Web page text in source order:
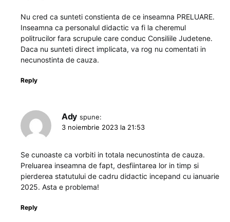
Nu cred ca sunteti constienta de ce inseamna PRELUARE.
Inseamna ca personalul didactic va fi la cheremul
politrucilor fara scrupule care conduc Consiliile Judetene.
Daca nu sunteti direct implicata, va rog nu comentati in
necunostinta de cauza.
Reply
Ady spune:
3 noiembrie 2023 la 21:53
Se cunoaste ca vorbiti in totala necunostinta de cauza.
Preluarea inseamna de fapt, desfiintarea lor in timp si
pierderea statutului de cadru didactic incepand cu ianuarie
2025. Asta e problema!
Reply